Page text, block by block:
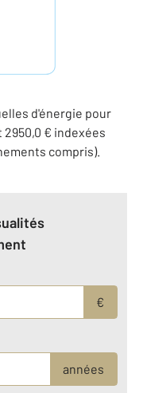
d'énergie pour
2950,0 € indexées
compris).
€
années